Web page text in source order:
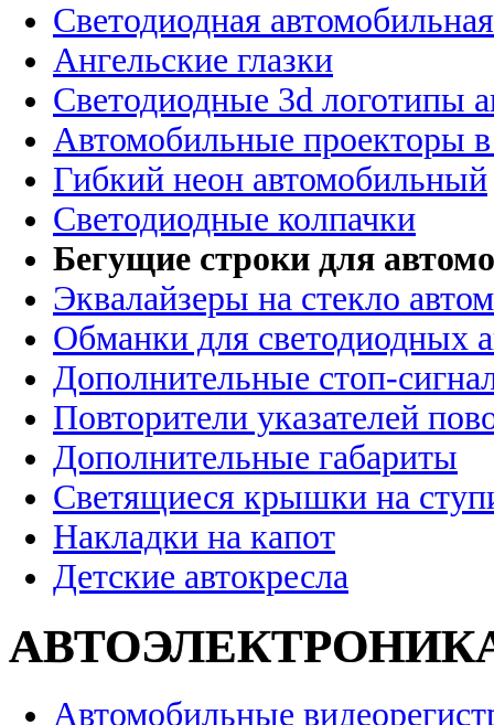
Светодиодная
Ангельские глазки
Светодиодные 3d логотипы
Автомобильные проекторы
Гибкий неон автомобильный
Светодиодные колпачки
Бегущие строки для
Эквалайзеры на стекло
Обманки для светодиодных
Дополнительные стоп-
Повторители указателей
Дополнительные габариты
Светящиеся крышки на
Накладки на капот
Детские автокресла
Автомобильные